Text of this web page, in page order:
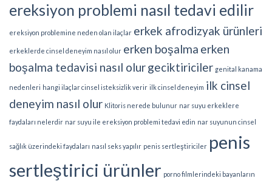
ereksiyon problemi nasıl tedavi edilir
ereksiyon problemine neden olan ilaçlar erkek afrodizyak ürünleri
erkeklerde cinsel deneyim nasıl olur erken boşalma erken
boşalma tedavisi nasıl olurgeciktiriciler genital kanama
nedenleri hangi ilaçlar cinsel isteksizlik verir ilk cinsel deneyim ilk cinsel
deneyim nasıl olur Klitoris nerede bulunur nar suyu erkeklere
faydaları nelerdir nar suyu ile ereksiyon problemi tedavi edin nar suyunun cinsel
sağlık üzerindeki faydaları nasıl seks yapılır penis sertleştiriciler penis
sertleştirici ürünler porno filmlerindeki bayanların